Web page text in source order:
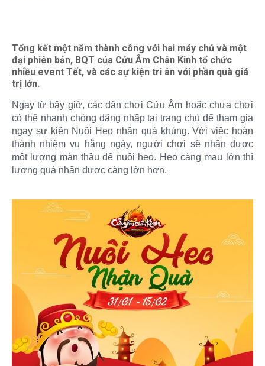
Tổng kết một năm thành công với hai máy chủ và một
đại phiên bản, BQT của Cửu Âm Chân Kinh tổ chức
nhiều event Tết, và các sự kiện tri ân với phần quà giá
trị lớn.
Ngay từ bây giờ, các dân chơi Cửu Âm hoặc chưa chơi
có thể nhanh chóng đăng nhập tại trang chủ để tham gia
ngay sự kiện Nuôi Heo nhận quà khủng. Với việc hoàn
thành nhiệm vụ hằng ngày, người chơi sẽ nhận được
một lượng màn thầu để nuôi heo. Heo càng mau lớn thì
lượng quà nhận được càng lớn hơn.